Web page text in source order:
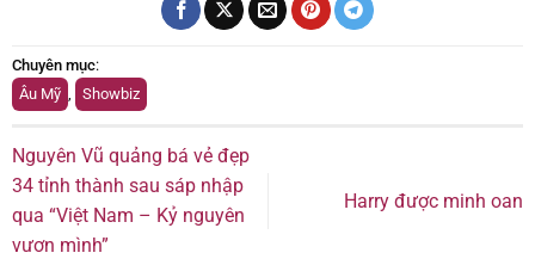
Chuyên mục:
Âu Mỹ , Showbiz
Nguyên Vũ quảng bá vẻ đẹp
34 tỉnh thành sau sáp nhập
qua “Việt Nam – Kỷ nguyên
vươn mình”
Harry được minh oan